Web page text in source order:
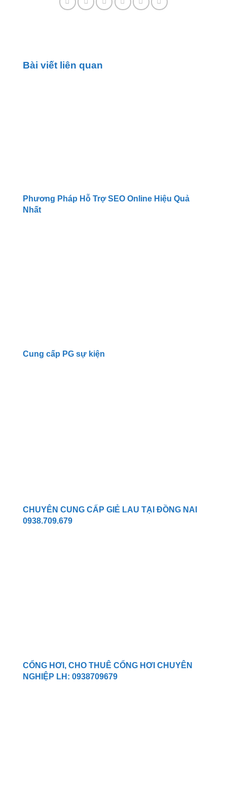
Bài viết liên quan
Phương Pháp Hỗ Trợ SEO Online Hiệu Quả
Nhất
Cung cấp PG sự kiện
CHUYÊN CUNG CẤP GIẺ LAU TẠI ĐỒNG NAI
0938.709.679
CỔNG HƠI, CHO THUÊ CỔNG HƠI CHUYÊN
NGHIỆP LH: 0938709679